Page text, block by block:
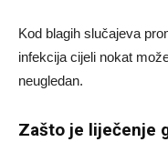
Kod blagih slučajeva
infekcija cijeli nokat
neugledan.
Zašto je liječenje